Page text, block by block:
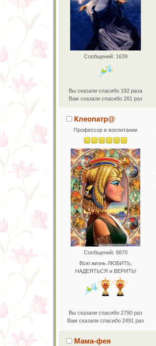
Сообщений: 1639
Вы сказали спасибо 192 раза
Вам сказали спасибо 261 раз
Клеопатр@
Профессор в воспитании
Сообщений: 9870
Всю жизнь ЛЮБИТЬ,
НАДЕЯТЬСЯ и ВЕРИТЬ!
Вы сказали спасибо 2790 раз
Вам сказали спасибо 2491 раз
Мама-фея